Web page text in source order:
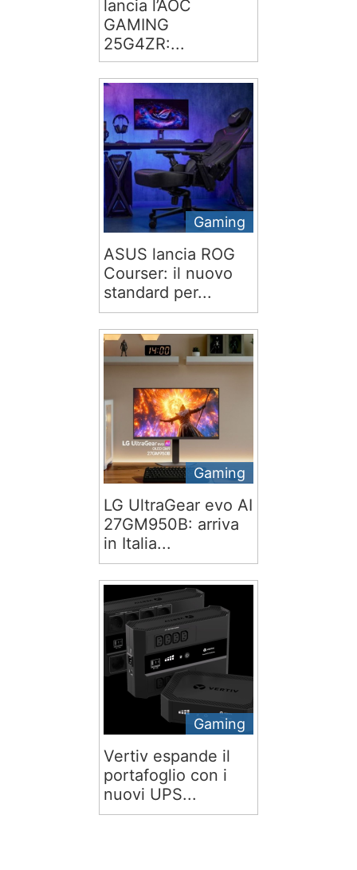
lancia l’AOC
GAMING
25G4ZR:...
Gaming
ASUS lancia ROG
Courser: il nuovo
standard per...
Gaming
LG UltraGear evo AI
27GM950B: arriva
in Italia...
Gaming
Vertiv espande il
portafoglio con i
nuovi UPS...